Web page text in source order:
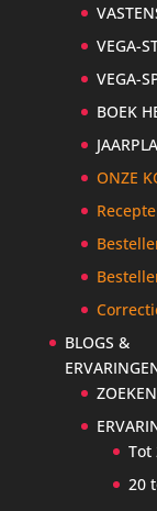
VEGA-
VEGA-
BOEK
ONZE
BLOGS &
Tot
20